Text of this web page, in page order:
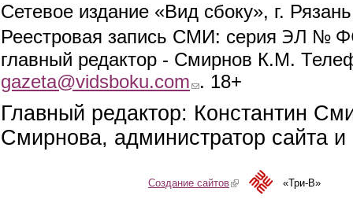
Сетевое издание «Вид сбоку», г.
Реестровая запись СМИ: серия ЭЛ №
главный редактор - Смирнов К.М.
gazeta@vidsboku.com (link sends e-mail)
. 18+
Главный редактор: Константин
Смирнова, администратор сайта
Создание сайтов(link is external)«Три-В»